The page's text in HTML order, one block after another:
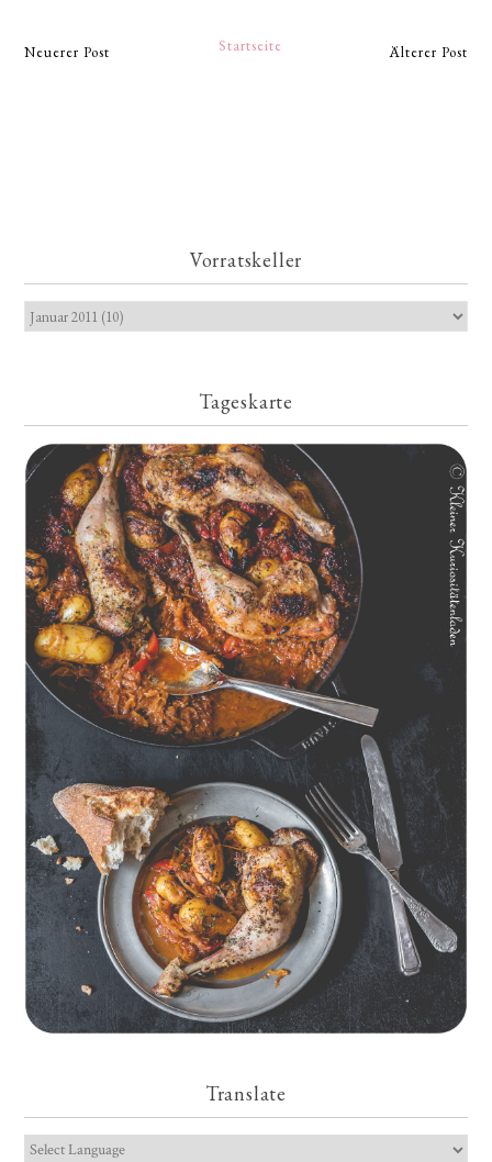
Neuerer Post Älterer Post
Startseite
Vorratskeller
Tageskarte
Geschmorte Hähnchenschenkel auf Paprikakraut und kleinen
Kartoffeln
Translate